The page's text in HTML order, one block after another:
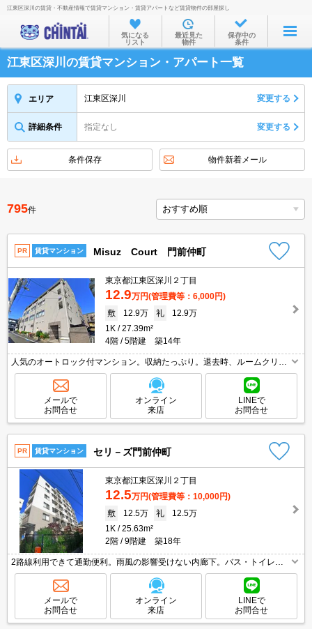
お部屋を探す
沿線・駅から
住所から
物件特集から
不動産会社から
TOP
江東区深川の賃貸・不動産情報で賃貸マンション・賃貸アパートなど賃貸物件の部屋探し
気になる
リスト
最近見た
物件
保存中の
条件
江東区深川の賃貸マンション・アパート一覧
エリア 江東区深川 変更する
詳細条件 指定なし 変更する
条件保存 物件新着メール
795件
PR 賃貸マンション Misuz Court 門前仲町
東京都江東区深川２丁目
12.9万円(管理費等：6,000円)
敷
12.9万 礼
12.9万
1K
27.39m²
4階
5階建 築14年
人気のオートロック付マンション。収納たっぷり。退去時、ルームクリー
ニング料金49,225円。退去時、エアコン洗浄代16,500円。浴室乾燥機付。
温水洗浄便座付き。追い焚き付き。宅配ボックスあり。
メールで
お問合せ
オンライン
来店
LINEで
お問合せ
PR 賃貸マンション セリ－ズ門前仲町
東京都江東区深川２丁目
12.5万円(管理費等：10,000円)
敷
12.5万 礼
12.5万
1K
25.63m²
2階
9階建 築18年
2路線利用できて通勤便利。雨風の影響受けない内廊下。バス・トイレ
別。独立洗面台。敷地内防犯カメラ設置。南向き。退去時、清掃費62,975
円(エアコン洗浄代含む)。温水洗浄便座付き。浴室乾燥機付。
メールで
お問合せ
オンライン
来店
LINEで
お問合せ